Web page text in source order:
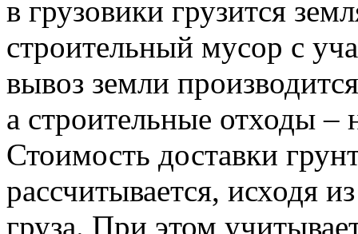
в грузовики грузится
строительный мусор с
вывоз земли
а строительные отходы –
Стоимость доставки
рассчитывается, исходя
груза. При этом